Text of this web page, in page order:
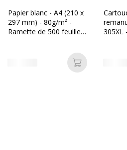
au panier
Papier blanc - A4 (210 x
297 mm) - 80g/m² -
Ramette de 500 feuilles
Ajouter au
305XL